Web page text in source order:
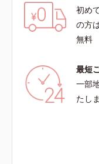
初め
の方
無料
最短
一部
たし